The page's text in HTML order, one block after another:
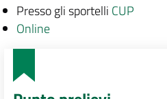
Presso gli sportelli CUP
Online